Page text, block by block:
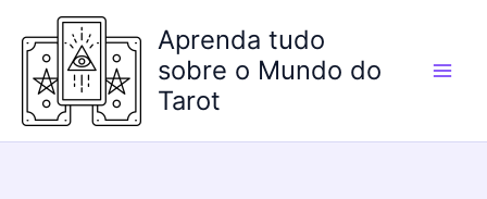
para
conteúdo
Aprenda tudo
sobre o Mundo do
Tarot